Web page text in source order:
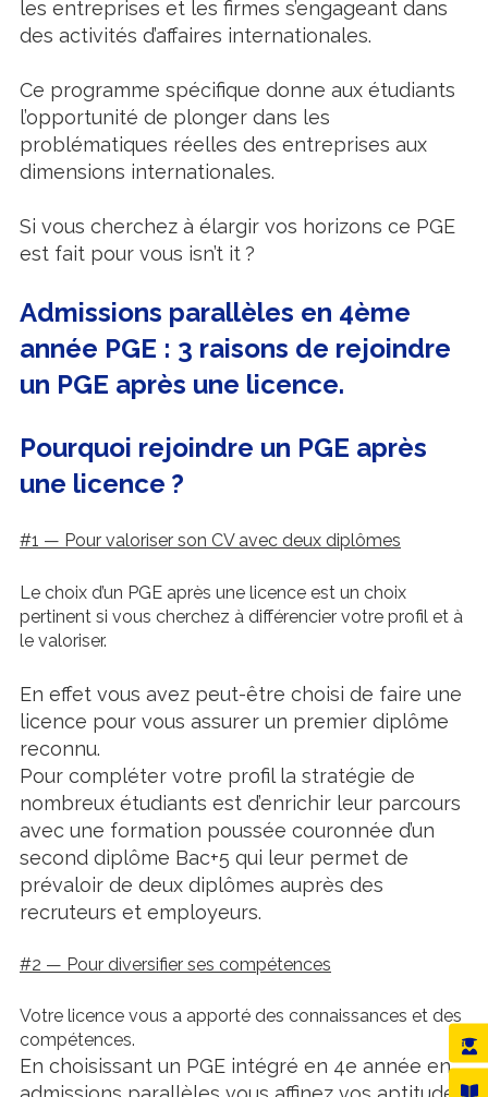
les entreprises et les firmes s’engageant dans
des activités d’affaires internationales.
Ce programme spécifique donne aux étudiants
l’opportunité de plonger dans les
problématiques réelles des entreprises aux
dimensions internationales.
Si vous cherchez à élargir vos horizons ce PGE
est fait pour vous isn’t it ?
Admissions parallèles en 4ème
année PGE : 3 raisons de rejoindre
un PGE après une licence.
Pourquoi rejoindre un PGE après
une licence ?
#1 — Pour valoriser son CV avec deux diplômes
Le choix d’un PGE après une licence est un choix
pertinent si vous cherchez à différencier votre profil et à
le valoriser.
En effet vous avez peut-être choisi de faire une
licence pour vous assurer un premier diplôme
reconnu.
Pour compléter votre profil la stratégie de
nombreux étudiants est d’enrichir leur parcours
avec une formation poussée couronnée d’un
second diplôme Bac+5 qui leur permet de
prévaloir de deux diplômes auprès des
recruteurs et employeurs.
#2 — Pour diversifier ses compétences
Votre licence vous a apporté des connaissances et des
compétences.
En choisissant un PGE intégré en 4e année en